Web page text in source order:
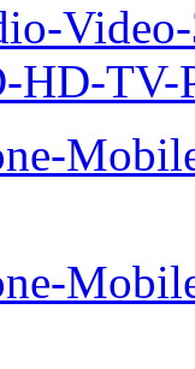
TV-